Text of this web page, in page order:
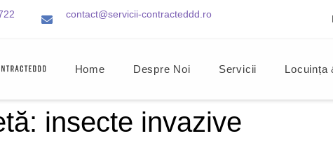
contact@servicii-contracteddd.ro
Home Despre Noi Servicii Locuința
insecte invazive